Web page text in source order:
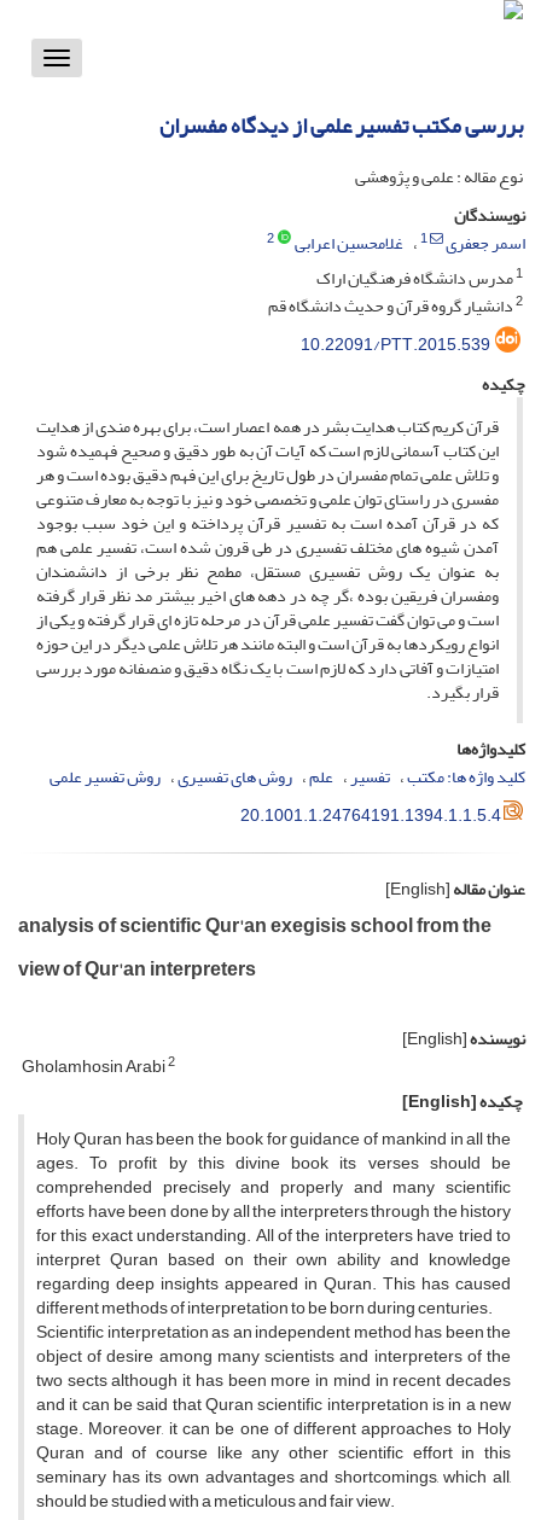
Toggle
بررسی مکتب تفسیر علمی از دیدگاه مفسران
نوع مقاله : علمی و پژوهشی
نویسندگان
اسمر جعفری
1 غلامحسین اعرابی
2
1مدرس دانشگاه فرهنگیان اراک
2دانشیار گروه قرآن و حدیث دانشگاه قم
10.22091/PTT.2015.539
چکیده
قرآن کریم کتاب هدایت بشر در همه اعصار است، برای بهره مندی از هدایت
این کتاب آسمانی لازم است که آیات آن به طور دقیق و صحیح فهمیده شود
و تلاش علمی تمام مفسران در طول تاریخ برای این فهم دقیق بوده است و هر
مفسری در راستای توان علمی و تخصصی خود و نیز با توجه به معارف متنوعی
که در قرآن آمده است به تفسیر قرآن پرداخته و این خود سبب بوجود
آمدن شیوه های مختلف تفسیری در طی قرون شده است، تفسیر علمی هم
به عنوان یک روش تفسیری مستقل، مطمح نظر برخی از دانشمندان
ومفسران فریقین بوده ،گر چه در دهه های اخیر بیشتر مد نظر قرار گرفته
است و می توان گفت تفسیر علمی قرآن در مرحله تازه ای قرار گرفته و یکی از
انواع رویکردها به قرآن است و البته مانند هر تلاش علمی دیگر در این حوزه
امتیازات و آفاتی دارد که لازم است با یک نگاه دقیق و منصفانه مورد بررسی
قرار بگیرد.
کلیدواژه‌ها
کلید واژه ها: مکتب تفسیر علم روش های تفسیری روش تفسیر علمی
20.1001.1.24764191.1394.1.1.5.4
عنوان مقاله[English]
analysis of scientific Qur'an exegisis school from the
view of Qur'an interpreters
نویسنده[English]
Gholamhosin Arabi2
چکیده[English]
Holy Quran has been the book for guidance of mankind in all the
ages. To profit by this divine book its verses should be
comprehended precisely and properly and many scientific
efforts have been done by all the interpreters through the history
for this exact understanding. All of the interpreters have tried to
interpret Quran based on their own ability and knowledge
regarding deep insights appeared in Quran. This has caused
different methods of interpretation to be born during centuries.
Scientific interpretation as an independent method has been the
object of desire among many scientists and interpreters of the
two sects although it has been more in mind in recent decades
and it can be said that Quran scientific interpretation is in a new
stage. Moreover, it can be one of different approaches to Holy
Quran and of course like any other scientific effort in this
seminary has its own advantages and shortcomings, which all,
should be studied with a meticulous and fair view.